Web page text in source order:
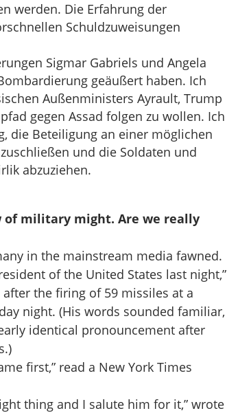
werden. Die Erfahrung der
Schuldzuweisungen
Sigmar Gabriels und Angela
geäußert haben. Ich
Außenministers Ayrault, Trump
gegen Assad folgen zu wollen. Ich
die Beteiligung an einer möglichen
und die Soldaten und
abzuziehen.
of military might. Are we really
in the mainstream media fawned.
of the United States last night,”
after the firing of 59 missiles at a
night. (His words sounded familiar,
identical pronouncement after
first,” read a New York Times
thing and I salute him for it,” wrote